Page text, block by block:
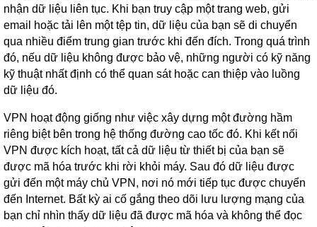
nhận dữ liệu liên tục. Khi bạn truy cập một trang web, gửi
email hoặc tải lên một tệp tin, dữ liệu của bạn sẽ di chuyển
qua nhiều điểm trung gian trước khi đến đích. Trong quá trình
đó, nếu dữ liệu không được bảo vệ, những người có kỹ năng
kỹ thuật nhất định có thể quan sát hoặc can thiệp vào luồng
dữ liệu đó.
VPN hoạt động giống như việc xây dựng một đường hầm
riêng biệt bên trong hệ thống đường cao tốc đó. Khi kết nối
VPN được kích hoạt, tất cả dữ liệu từ thiết bị của bạn sẽ
được mã hóa trước khi rời khỏi máy. Sau đó dữ liệu được
gửi đến một máy chủ VPN, nơi nó mới tiếp tục được chuyển
đến Internet. Bất kỳ ai cố gắng theo dõi lưu lượng mạng của
bạn chỉ nhìn thấy dữ liệu đã được mã hóa và không thể đọc